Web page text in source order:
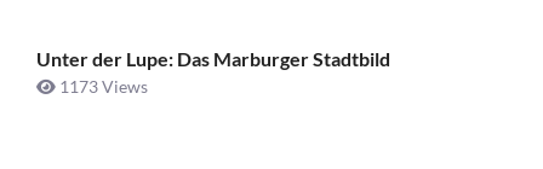
Unter der Lupe: Das Marburger Stadtbild
1173 Views